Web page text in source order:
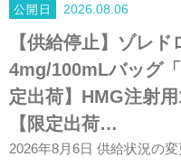
2026.08.06
【供給停止】ゾレ
4mg/100mLバッグ
定出荷】HMG注射
【限定出荷…
2026年8月6日 供給状況の